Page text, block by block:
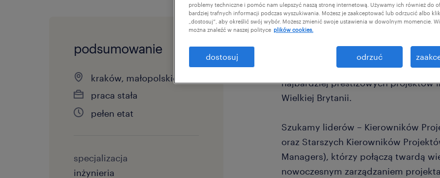
podsumowanie
kraków, małopolskie
praca stała
pełen etat
specjalizacja
inżynieria
Dla naszego Klienta – globalnego
energetycznego – otwieramy
polskim rynku. Obecnie
hub techniczny, który stanie się
najbardziej prestiżowych projektów
Wielkiej Brytanii.
Szukamy liderów – Kierowników
oraz Starszych Kierowników
Managers), którzy połączą twardą
nowoczesnym zarządzaniem
problemy techniczne i pomóc nam ulepszyć naszą stronę internetową. Używamy ich również do
bardziej trafnych informacji podczas wyszukiwania. Możesz je zaakceptować lub odrzucić albo
„dostosuj”, aby określić swój wybór. Możesz zmienić swoje ustawienia w dowolnym momencie.
można znaleźć w naszej polityce plików cookies.
dostosuj odrzuć